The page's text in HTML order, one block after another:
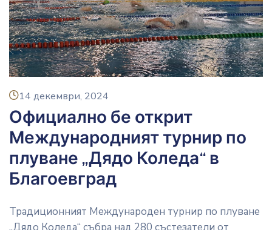
icon
14 декември, 2024
Официално бе открит
Международният турнир по
плуване „Дядо Коледа“ в
Благоевград
Традиционният Международен турнир по плуване